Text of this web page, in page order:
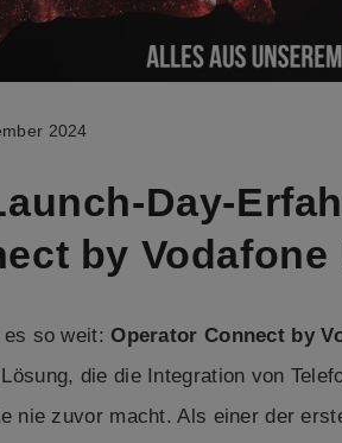
2024
Day-
by
es so weit:Operator Connect by
die die Integration von
nie zuvor macht. Als einer der